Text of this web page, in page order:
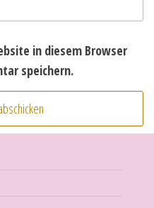
in diesem Browser
speichern.